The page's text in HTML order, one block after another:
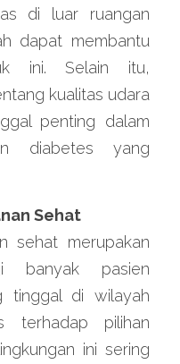
di luar ruangan
dapat membantu
ini. Selain itu,
kualitas udara
penting dalam
diabetes yang
Sehat
sehat merupakan
banyak pasien
tinggal di wilayah
terhadap pilihan
ini sering